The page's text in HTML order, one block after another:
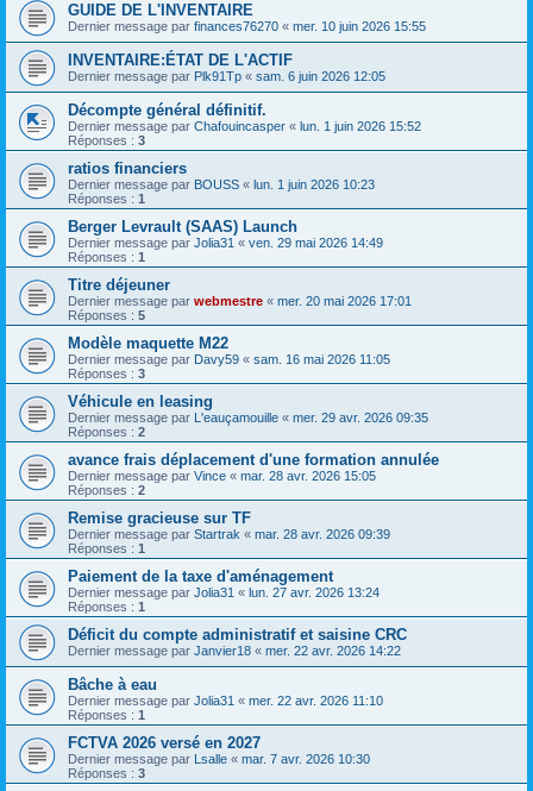
GUIDE DE L'INVENTAIRE
Dernier message par finances76270 « mer. 10 juin 2026 15:55
INVENTAIRE:ÉTAT DE L'ACTIF
Dernier message par Plk91Tp « sam. 6 juin 2026 12:05
Décompte général définitif.
Dernier message par Chafouincasper « lun. 1 juin 2026 15:52
Réponses : 3
ratios financiers
Dernier message par BOUSS « lun. 1 juin 2026 10:23
Réponses : 1
Berger Levrault (SAAS) Launch
Dernier message par Jolia31 « ven. 29 mai 2026 14:49
Réponses : 1
Titre déjeuner
Dernier message par webmestre « mer. 20 mai 2026 17:01
Réponses : 5
Modèle maquette M22
Dernier message par Davy59 « sam. 16 mai 2026 11:05
Réponses : 3
Véhicule en leasing
Dernier message par L'eauçamouille « mer. 29 avr. 2026 09:35
Réponses : 2
avance frais déplacement d'une formation annulée
Dernier message par Vince « mar. 28 avr. 2026 15:05
Réponses : 2
Remise gracieuse sur TF
Dernier message par Startrak « mar. 28 avr. 2026 09:39
Réponses : 1
Paiement de la taxe d'aménagement
Dernier message par Jolia31 « lun. 27 avr. 2026 13:24
Réponses : 1
Déficit du compte administratif et saisine CRC
Dernier message par Janvier18 « mer. 22 avr. 2026 14:22
Bâche à eau
Dernier message par Jolia31 « mer. 22 avr. 2026 11:10
Réponses : 1
FCTVA 2026 versé en 2027
Dernier message par Lsalle « mar. 7 avr. 2026 10:30
Réponses : 3